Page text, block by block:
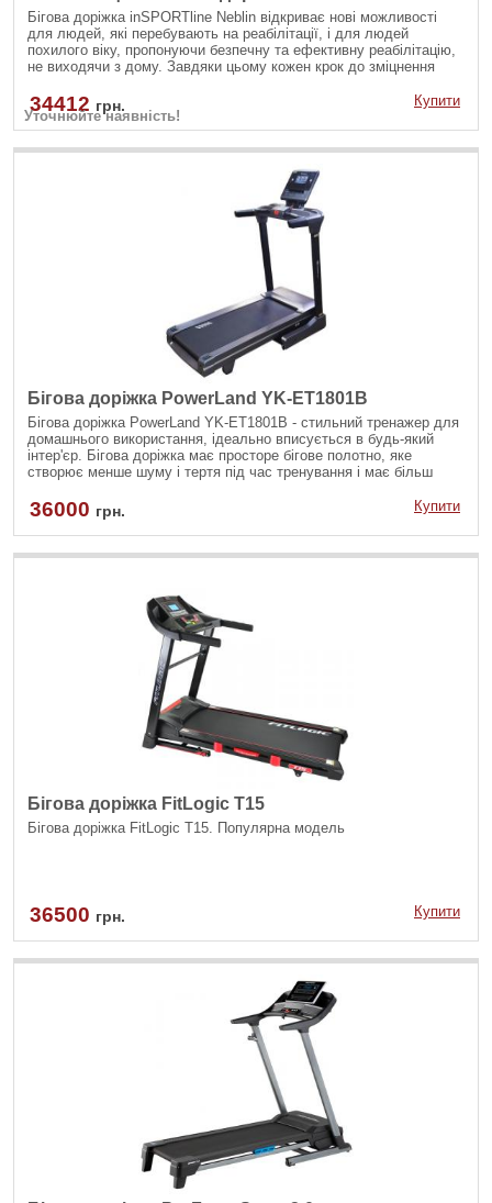
Бігова доріжка inSPORTline Neblin відкриває нові можливості
для людей, які перебувають на реабілітації, і для людей
похилого віку, пропонуючи безпечну та ефективну реабілітацію,
не виходячи з дому. Завдяки цьому кожен крок до зміцнення
власного дому. Розроблений для користувачів, яким потрібна
підтримка в повсякденному русі, оснащений м’якими поручнями
та знімним ременем безпеки, він забезпечує стабільність і
безпеку на кожному етапі використання. Це ідеальне рішення,
яке дозволяє індивідуально підлаштувати темп реабілітації під
34412 грн.
Купити
Уточнюйте наявність!
Бігова доріжка PowerLand YK-ET1801B
Бігова доріжка PowerLand YK-ET1801B - стильний тренажер для
домашнього використання, ідеально вписується в будь-який
інтер'єр. Бігова доріжка має просторе бігове полотно, яке
створює менше шуму і тертя під час тренування і має більш
розтягування бігове полотно залишається вирівняним центром
платформи. Це бігове полотно просякнуте мастилом, що
покращує експлуатаційні характеристики та подовжує термін
служби приводної системи, бігового полотна та роликів при
36000 грн. Купити
Бігова доріжка FitLogic T15
Бігова доріжка FitLogic Т15. Популярна модель
36500 грн. Купити